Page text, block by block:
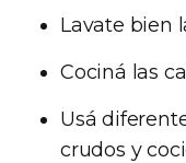
Lavate bien
Cociná las
Usá
crudos y